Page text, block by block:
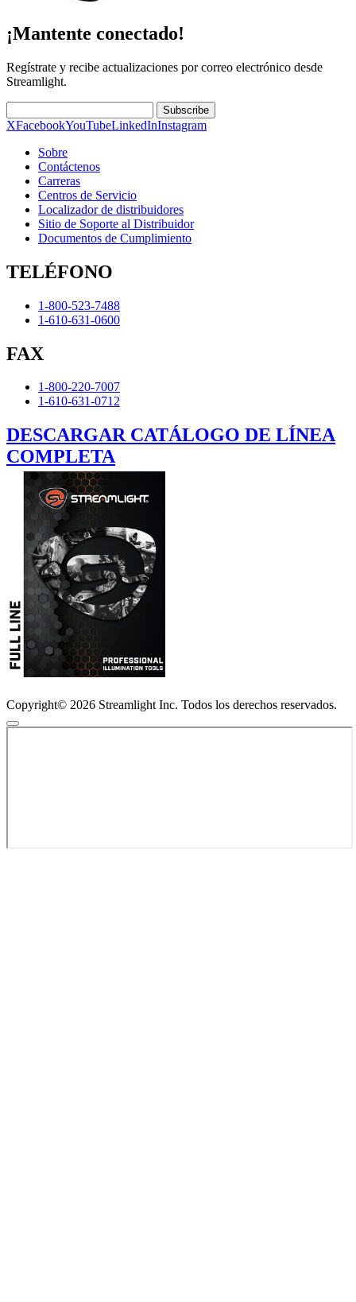
¡Mantente conectado!
Regístrate y recibe actualizaciones por correo electrónico desde
Streamlight.
Subscribe
XFacebookYouTubeLinkedInInstagram
Sobre
Contáctenos
Carreras
Centros de Servicio
Localizador de distribuidores
Sitio de Soporte al Distribuidor
Documentos de Cumplimiento
TELÉFONO
1-800-523-7488
1-610-631-0600
FAX
1-800-220-7007
1-610-631-0712
DESCARGAR CATÁLOGO DE LÍNEA
COMPLETA
Copyright© 2026 Streamlight Inc. Todos los derechos reservados.